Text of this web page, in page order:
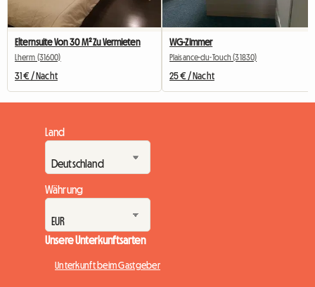
Elternsuite Von 30 M² Zu Vermieten
Lherm (31600)
31 € / Nacht
WG-Zimmer
Plaisance-du-Touch (31830)
25 € / Nacht
Land
Währung
Unsere Unterkunftsarten
Unterkunft beim Gastgeber